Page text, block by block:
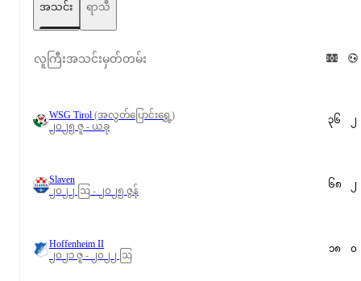
အသင်း ရာသီ
လူကြီးအသင်းမှတ်တမ်း
WSG Tirol (အလွတ်ပြောင်းရွှေ့)
၂၀၂၅ ဇူ - ယခု
၃၆ ၂
Slaven
၂၀၂၂ ဩ - ၂၀၂၅ ဇွန်
၆၈ ၂
Hoffenheim II
၂၀၂၁ ဇူ - ၂၀၂၂ ဩ
၁၈ ၀